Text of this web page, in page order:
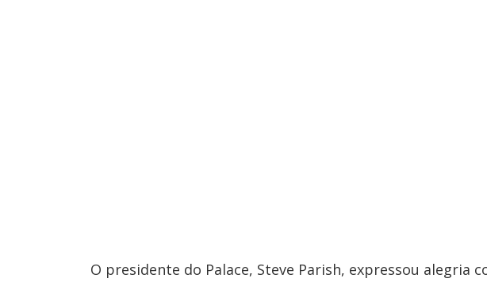
O presidente do Palace, Steve Parish, expressou alegria